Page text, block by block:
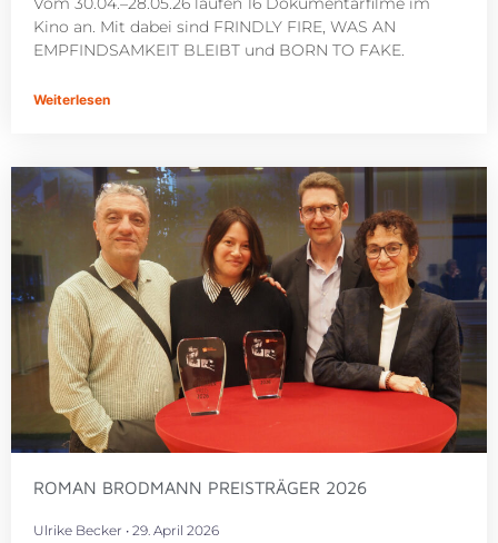
Kino an. Mit dabei sind FRINDLY FIRE, WAS AN
EMPFINDSAMKEIT BLEIBT und BORN TO FAKE.
Weiterlesen
ROMAN BRODMANN PREISTRÄGER 2026
Ulrike Becker 29. April 2026